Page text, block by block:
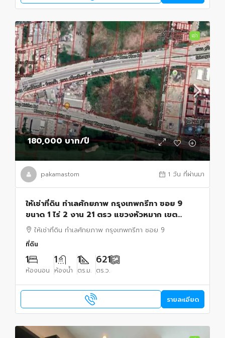
เช่า
180,000 บาท/ปี
pakamastom 1 วัน ที่ผ่านมา
ให้เช่าที่ดิน ทำเลศักยภาพ กรุงเทพกรีฑา ซอย 9
ขนาด 1 ไร่ 2 งาน 21 ตรว แขวงหัวหมาก เขต
บางกะปิ,กรุงเทพมหานคร
ให้เช่าที่ดิน ทำเลศักยภาพ กรุงเทพกรีฑา ซอย 9
ที่ดิน
1
ห้องนอน
1
ห้องน้ำ
1
ตร.ม.
621
ตร.ว.
รายละเอียด